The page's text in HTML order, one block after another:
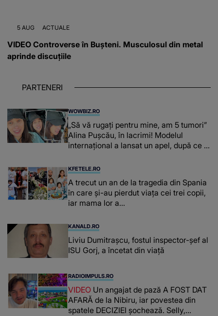
5 AUG ACTUALE
VIDEO Controverse în Bușteni. Musculosul din metal
aprinde discuțiile
PARTENERI
WOWBIZ.RO
„Să vă rugați pentru mine, am 5 tumori”
Alina Pușcău, în lacrimi! Modelul
internațional a lansat un apel, după ce a
KFETELE.RO
A trecut un an de la tragedia din Spania
în care și-au pierdut viața cei trei copii,
iar mama lor a…
KANALD.RO
Liviu Dumitrașcu, fostul inspector-șef al
ISU Gorj, a încetat din viață
RADIOIMPULS.RO
VIDEO Un angajat de pază A FOST DAT
AFARĂ de la Nibiru, iar povestea din
spatele DECIZIEI șochează. Selly,